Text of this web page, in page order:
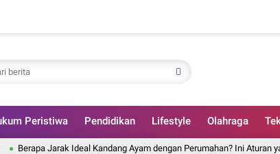
Peristiwa Pendidikan Lifestyle Olahraga
Jarak Ideal Kandang Ayam dengan Perumahan? Ini Aturan yang